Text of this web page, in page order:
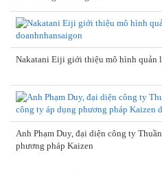
Nakatani Eiji giới thiệu mô hình quản
Anh Phạm Duy, đại diện công ty
phương pháp Kaizen